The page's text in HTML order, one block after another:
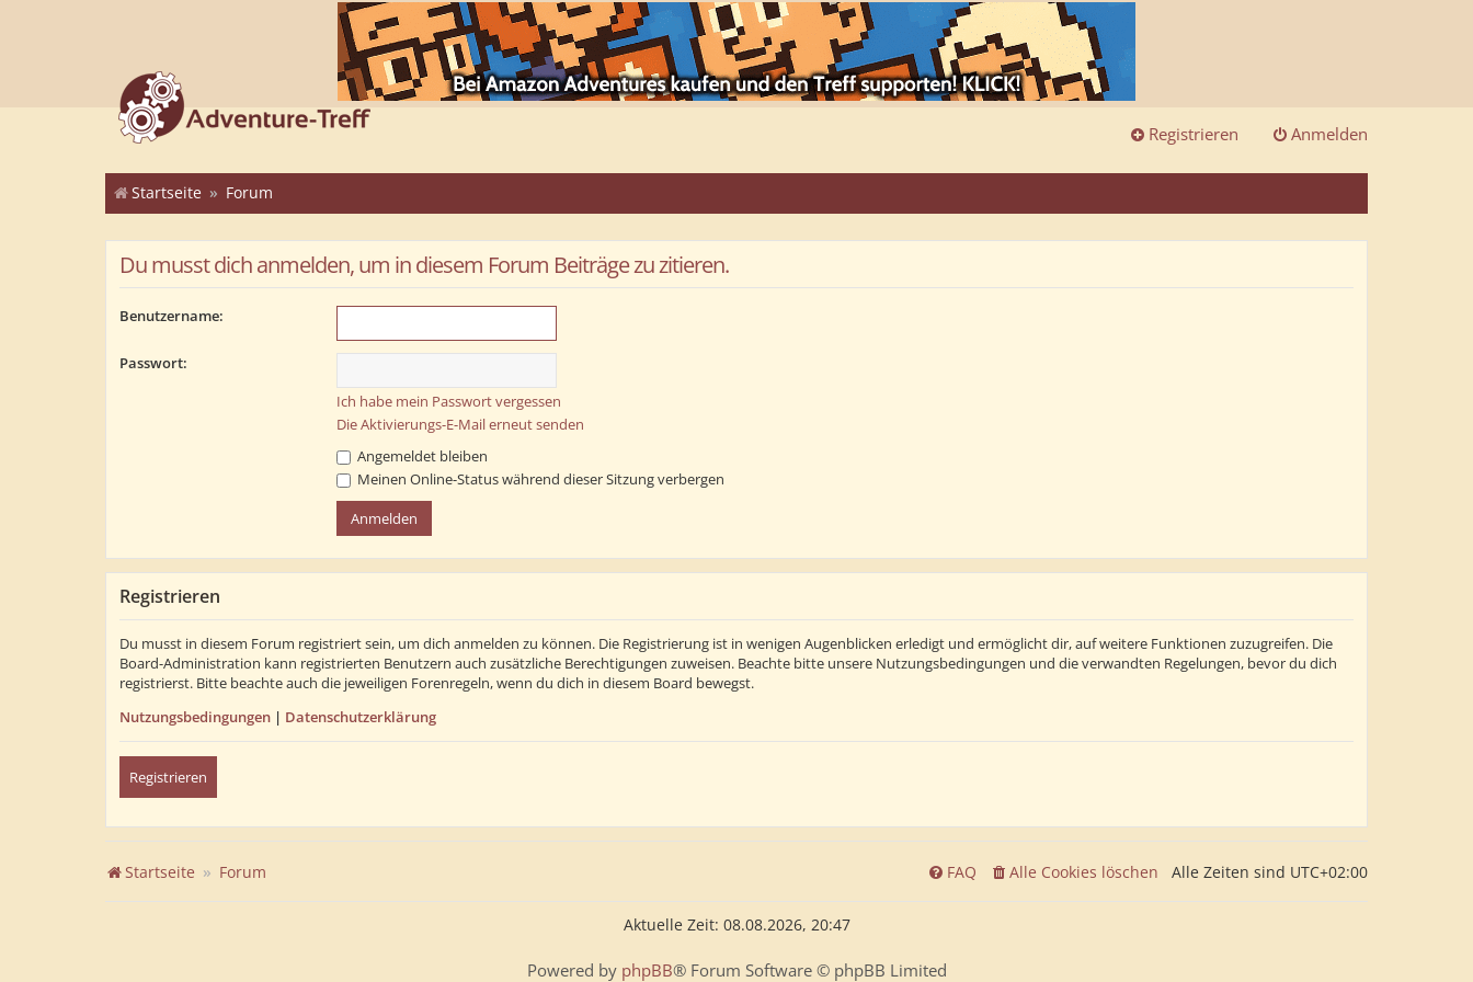
Anmelden
Registrieren
Startseite Forum
Du musst dich anmelden, um in diesem Forum Beiträge zu zitieren.
Benutzername:
Passwort:
Ich habe mein Passwort vergessen
Die Aktivierungs-E-Mail erneut senden
Angemeldet bleiben
Meinen Online-Status während dieser Sitzung verbergen
Registrieren
Du musst in diesem Forum registriert sein, um dich anmelden zu können. Die Registrierung ist in wenigen Augenblicken erledigt und ermöglicht dir, auf weitere Funktionen zuzugreifen. Die
Board-Administration kann registrierten Benutzern auch zusätzliche Berechtigungen zuweisen. Beachte bitte unsere Nutzungsbedingungen und die verwandten Regelungen, bevor du dich
registrierst. Bitte beachte auch die jeweiligen Forenregeln, wenn du dich in diesem Board bewegst.
Nutzungsbedingungen | Datenschutzerklärung
Registrieren
Startseite Forum Alle Zeiten sind UTC+02:00
Alle Cookies löschen
FAQ
Aktuelle Zeit: 08.08.2026, 20:47
Powered by phpBB® Forum Software © phpBB Limited